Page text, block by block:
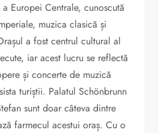
Europei Centrale, cunoscută
muzica clasică și
a fost centrul cultural al
iar acest lucru se reflectă
și concerte de muzică
turiștii. Palatul Schönbrunn
sunt doar câteva dintre
farmecul acestui oraș. Cu o